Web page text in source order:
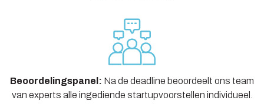
Beoordelingspanel: Na de deadline beoordeelt ons team
van experts alle ingediende startupvoorstellen individueel.